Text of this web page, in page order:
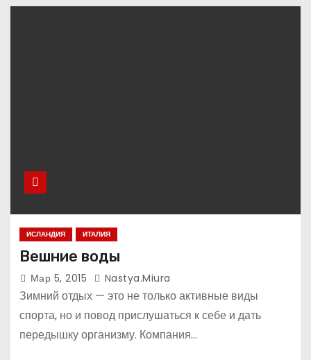
ИСЛАНДИЯ ИТАЛИЯ
Вешние воды
Мар 5, 2015 Nastya.miura
Зимний отдых — это не только активные виды
спорта, но и повод прислушаться к себе и дать
передышку организму. Компания…